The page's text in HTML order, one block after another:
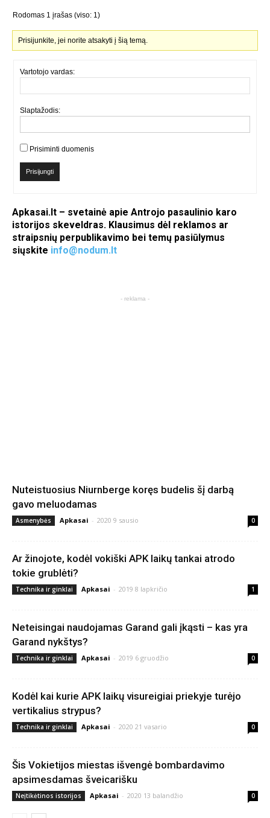
Rodomas 1 įrašas (viso: 1)
Prisijunkite, jei norite atsakyti į šią temą.
Vartotojo vardas:
Slaptažodis:
Prisiminti duomenis
Prisijungti
Apkasai.lt – svetainė apie Antrojo pasaulinio karo
istorijos skeveldras. Klausimus dėl reklamos ar
straipsnių perpublikavimo bei temų pasiūlymus
siųskite info@nodum.lt
- reklama -
Nuteistuosius Niurnberge koręs budelis šį darbą
gavo meluodamas
Asmenybės Apkasai - 2020 9 sausio 0
Ar žinojote, kodėl vokiški APK laikų tankai atrodo
tokie grublėti?
Technika ir ginklai Apkasai - 2019 8 lapkričio 1
Neteisingai naudojamas Garand gali įkąsti – kas yra
Garand nykštys?
Technika ir ginklai Apkasai - 2019 6 gruodžio 0
Kodėl kai kurie APK laikų visureigiai priekyje turėjo
vertikalius strypus?
Technika ir ginklai Apkasai - 2020 21 vasario 0
Šis Vokietijos miestas išvengė bombardavimo
apsimesdamas šveicarišku
Neįtikėtinos istorijos Apkasai - 2020 13 balandžio 0